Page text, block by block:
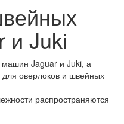
и Juki
Jaguar и Juki, а
для оверлоков и швейных
распространяются